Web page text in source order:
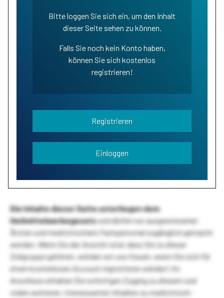
Bitte loggen Sie sich ein, um den Inhalt
dieser Seite sehen zu können.
Falls Sie noch kein Konto haben,
können Sie sich kostenlos
registrieren!
Registrieren
Einloggen
Die Inhalte dieser Seite unterliegen dem
Heilmittelwerbegesetzund dürfen nur ausgewiesenen
Ärzten und medizinischem Fachpersonal zugänglich gemacht
werden. Wenn Sie der Ansicht sind, dass Sie zu dieser
Zielgruppe gehören, würden wir uns freuen, wenn Sie sich für
einen kostenlosen Account registrieren würden! Im
Anschluss erhalten Sie sofortigen Zugang zu diesem und
vielen weiteren, interessanten Inhalten zu medizinisch-